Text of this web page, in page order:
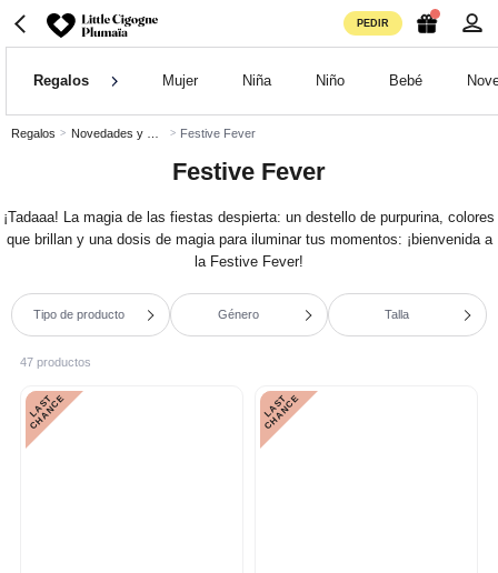
PEDIR
Regalos Mujer Niña Niño Bebé
Regalos Festive Fever
Festive Fever
¡Tadaaa! La magia de las fiestas despierta: un destello de purpurina, colores
que brillan y una dosis de magia para iluminar tus momentos: ¡bienvenida a
la Festive Fever!
Tipo de producto Género Talla
47 productos
L
A
S
T
C
H
A
N
C
E L
A
S
T
C
H
A
N
C
E